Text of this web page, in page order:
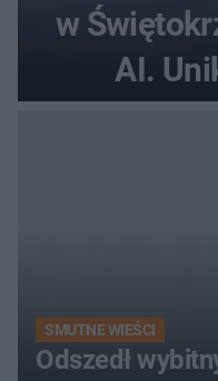
w
AI.
SMUTNE WIEŚCI
Odszedł